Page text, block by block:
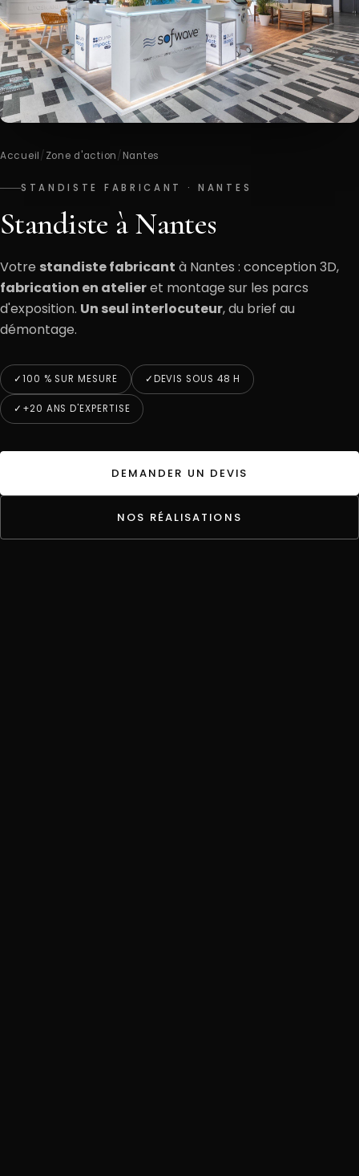
Accueil/ Zone d'action/ Nantes
STANDISTE FABRICANT · NANTES
Standiste à Nantes
Votre standiste fabricant à Nantes : conception 3D,
fabrication en atelieret montage sur les parcs
d'exposition. Un seul interlocuteur, du brief au
démontage.
100 % SUR MESURE DEVIS SOUS 48 H
+20 ANS D'EXPERTISE
DEMANDER UN DEVIS
NOS RÉALISATIONS